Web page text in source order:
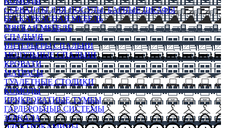
СЕРВАНТЫ ДЛЯ ПОСУДЫ, БАРНЫЕ ШКАФЫ
БЕСКАРКАСНАЯ МЕБЕЛЬ
МЯГКАЯ МЕБЕЛЬ
СПАЛЬНЯ
ИНТЕРЬЕРЫ СПАЛЬНИ
МОДУЛЬНЫЕ СПАЛЬНИ
КРОВАТИ
МАТРАСЫ
ТУАЛЕТНЫЕ СТОЛИКИ
КОМОДЫ
ПРИКРОВАТНЫЕ ТУМБЫ
ГАРДЕРОБНЫЕ СИСТЕМЫ
ЗЕРКАЛА